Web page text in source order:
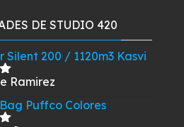
$24.900.
DE STUDIO 420
Silent 200 / 1120m3 Kasvi
Ramirez
Puffco Colores